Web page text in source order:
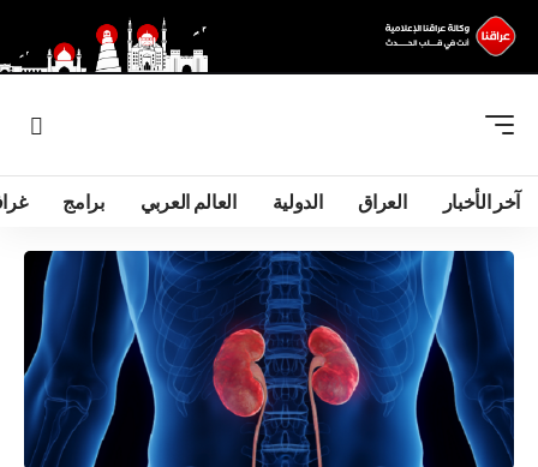
آخر الأخبار العراق الدولية العالم العربي برامج